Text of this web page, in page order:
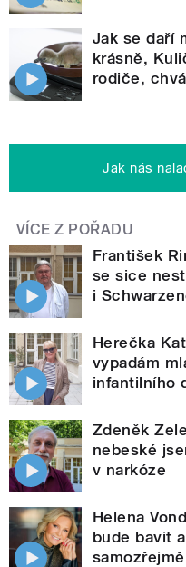
Jak se daří
krásně,
rodiče,
Jak nás
VÍCE Z POŘADU
František
se sice
i
Herečka
vypadám
infantilního
Zdeněk
nebeské
v narkóze
Helena
bude bavit